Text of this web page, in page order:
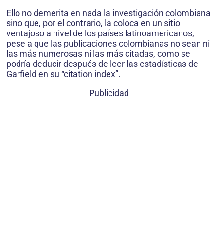
Ello no demerita en nada la investigación colombiana
sino que, por el contrario, la coloca en un sitio
ventajoso a nivel de los países latinoamericanos,
pese a que las publicaciones colombianas no sean ni
las más numerosas ni las más citadas, como se
podría deducir después de leer las estadísticas de
Garfield en su “citation index”.
Publicidad